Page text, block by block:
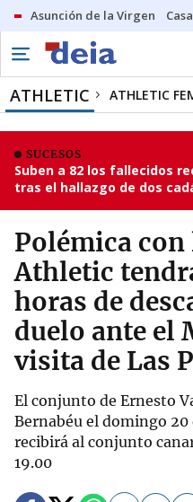
Asunción de la Virgen
ATHLETIC ATHLETIC
SUCESOS
Suben a 82 los fallecidos
tras el hallazgo de dos
Polémica
Athletic
horas de
duelo ante el
visita de Las
El conjunto de Ernesto
Bernabéu el domingo 20
recibirá al conjunto
19.00